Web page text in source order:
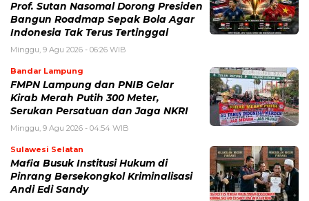
Prof. Sutan Nasomal Dorong Presiden
Bangun Roadmap Sepak Bola Agar
Indonesia Tak Terus Tertinggal
Minggu, 9 Agu 2026 - 06:26 WIB
Bandar Lampung
FMPN Lampung dan PNIB Gelar
Kirab Merah Putih 300 Meter,
Serukan Persatuan dan Jaga NKRI
Minggu, 9 Agu 2026 - 04:54 WIB
Sulawesi Selatan
Mafia Busuk Institusi Hukum di
Pinrang Bersekongkol Kriminalisasi
Andi Edi Sandy